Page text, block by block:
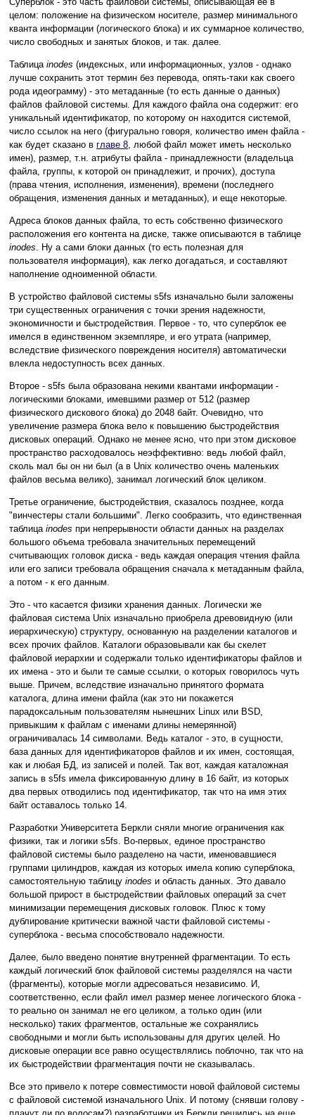
целом: положение на физическом носителе, размер минимального
кванта информации (логического блока) и их суммарное количество,
число свободных и занятых блоков, и так. далее.
Таблица inodes (индексных, или информационных, узлов - однако
лучше сохранить этот термин без перевода, опять-таки как своего
рода идеограмму) - это метаданные (то есть данные о данных)
файлов файловой системы. Для каждого файла она содержит: его
уникальный идентификатор, по которому он находится системой,
число ссылок на него (фигурально говоря, количество имен файла -
как будет сказано в главе 8, любой файл может иметь несколько
имен), размер, т.н. атрибуты файла - принадлежности (владельца
файла, группы, к которой он принадлежит, и прочих), доступа
(права чтения, исполнения, изменения), времени (последнего
обращения, изменения данных и метаданных), и еще некоторые.
Адреса блоков данных файла, то есть собственно физического
расположения его контента на диске, также описываются в таблице
inodes. Ну а сами блоки данных (то есть полезная для
пользователя информация), как легко догадаться, и составляют
наполнение одноименной области.
В устройство файловой системы s5fs изначально были заложены
три существенных ограничения с точки зрения надежности,
экономичности и быстродействия. Первое - то, что суперблок ее
имелся в единственном экземпляре, и его утрата (например,
вследствие физического повреждения носителя) автоматически
влекла недоступность всех данных.
Второе - s5fs была образована некими квантами информации -
логическими блоками, имевшими размер от 512 (размер
физического дискового блока) до 2048 байт. Очевидно, что
увеличение размера блока вело к повышению быстродействия
дисковых операций. Однако не менее ясно, что при этом дисковое
пространство расходовалось неэффективно: ведь любой файл,
сколь мал бы он ни был (а в Unix количество очень маленьких
файлов весьма велико), занимал логический блок целиком.
Третье ограничение, быстродействия, сказалось позднее, когда
"винчестеры стали большими". Легко сообразить, что единственная
таблица inodes при непрерывности области данных на разделах
большого объема требовала значительных перемещений
считывающих головок диска - ведь каждая операция чтения файла
или его записи требовала обращения сначала к метаданным файла,
а потом - к его данным.
Это - что касается физики хранения данных. Логически же
файловая система Unix изначально приобрела древовидную (или
иерархическую) структуру, основанную на разделении каталогов и
всех прочих файлов. Каталоги образовывали как бы скелет
файловой иерархии и содержали только идентификаторы файлов и
их имена - это и были те самые ссылки, о которых говорилось чуть
выше. Причем, вследствие изначально принятого формата
каталога, длина имени файла (как это ни покажется
парадоксальным пользователям нынешних Linux или BSD,
привыкшим к файлам с именами длины немерянной)
ограничивалась 14 символами. Ведь каталог - это, в сущности,
база данных для идентификаторов файлов и их имен, состоящая,
как и любая БД, из записей и полей. Так вот, каждая каталожная
запись в s5fs имела фиксированную длину в 16 байт, из которых
два первых отводились под идентификатор, так что на имя этих
байт оставалось только 14.
Разработки Университета Беркли сняли многие ограничения как
физики, так и логики s5fs. Во-первых, единое пространство
файловой системы было разделено на части, именовавшиеся
группами цилиндров, каждая из которых имела копию суперблока,
самостоятельную таблицу inodes и область данных. Это давало
большой прирост в быстродействии файловых операций за счет
минимизации перемещения дисковых головок. Плюс к тому
дублирование критически важной части файловой системы -
суперблока - весьма способствовало надежности.
Далее, было введено понятие внутренней фрагментации. То есть
каждый логический блок файловой системы разделялся на части
(фрагменты), которые могли адресоваться независимо. И,
соответственно, если файл имел размер менее логического блока -
то реально он занимал не его целиком, а только один (или
несколько) таких фрагментов, остальные же сохранялись
свободными и могли быть использованы для других целей. Но
дисковые операции все равно осуществлялись поблочно, так что на
их быстродействии фрагментация почти не сказывалась.
Все это привело к потере совместимости новой файловой системы
с файловой системой изначального Unix. И потому (снявши голову -